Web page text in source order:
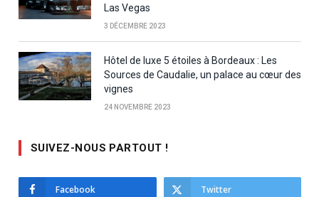
Las Vegas
3 DÉCEMBRE 2023
Hôtel de luxe 5 étoiles à Bordeaux : Les
Sources de Caudalie, un palace au cœur des
vignes
24 NOVEMBRE 2023
SUIVEZ-NOUS PARTOUT !
Facebook Twitter